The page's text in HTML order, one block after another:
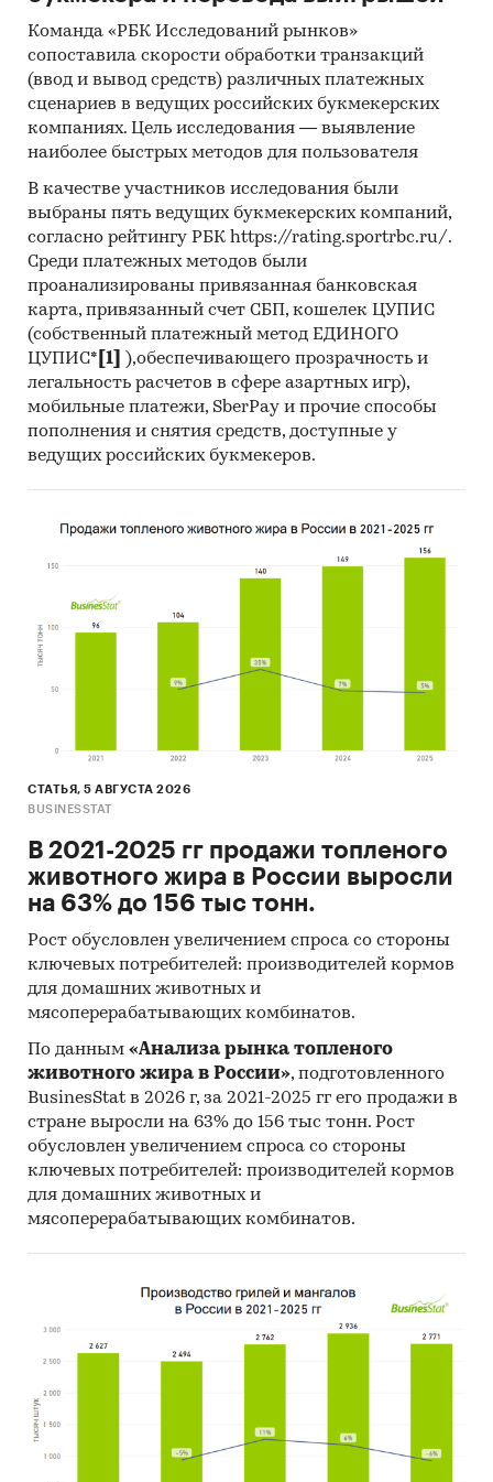
инвестиционной рекомендацией
Категории: Потребительские товары / ... /
Кисломолочные продукты / Творог
Промышленность / ... / Кисломолочные
продукты / Творог
Россия
Команда «РБК Исследований рынков»
сопоставила скорости обработки транзакций
(ввод и вывод средств) различных платежных
сценариев в ведущих российских букмекерских
компаниях. Цель исследования — выявление
наиболее быстрых методов для пользователя
В качестве участников исследования были
выбраны пять ведущих букмекерских компаний,
согласно рейтингу РБК https://rating.sportrbc.ru/.
Среди платежных методов были
проанализированы привязанная банковская
карта, привязанный счет СБП, кошелек ЦУПИС
(собственный платежный метод ЕДИНОГО
ЦУПИС* [1]
),обеспечивающего прозрачность и
легальность расчетов в сфере азартных игр),
мобильные платежи, SberPay и прочие способы
пополнения и снятия средств, доступные у
ведущих российских букмекеров.
СТАТЬЯ, 5 АВГУСТА 2026
BUSINESSTAT
В 2021-2025 гг продажи топленого
животного жира в России выросли
на 63% до 156 тыс тонн.
Рост обусловлен увеличением спроса со стороны
ключевых потребителей: производителей кормов
для домашних животных и
мясоперерабатывающих комбинатов.
По данным «Анализа рынка топленого
животного жира в России», подготовленного
BusinesStat в 2026 г, за 2021-2025 гг его продажи в
стране выросли на 63% до 156 тыс тонн. Рост
обусловлен увеличением спроса со стороны
ключевых потребителей: производителей кормов
для домашних животных и
мясоперерабатывающих комбинатов.